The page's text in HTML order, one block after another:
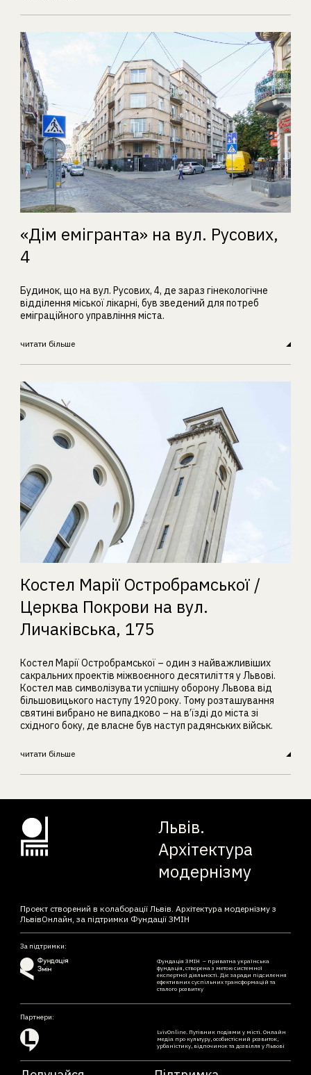
«Дім емігранта» на вул. Русових,
4
Будинок, що на вул. Русових, 4, де зараз гінекологічне
відділення міської лікарні, був зведений для потреб
еміграційного управління міста.
читати більше
Костел Марії Остробрамської /
Церква Покрови на вул.
Личаківська, 175
Костел Марії Остробрамської – один з найважливіших
сакральних проектів міжвоєнного десятиліття у Львові.
Костел мав символізувати успішну оборону Львова від
більшовицького наступу 1920 року. Тому розташування
святині вибрано не випадково – на в’їзді до міста зі
східного боку, де власне був наступ радянських військ.
читати більше
Львів.
Архітектура
модернізму
Проект створений в колаборації Львів. Архітектура модернізму з
ЛьвівОнлайн, за підтримки Фундації ЗМІН
За підтримки:
Фундація ЗМІН – приватна українська
фундація, створена з метою системної
експертної діяльності. Діє заради підсилення
ефективних суспільних трансформацій та
сталого розвитку
Партнери:
LvivOnline. Путівник подіями у місті. Онлайн
медіа про культуру, особистісний розвиток,
урбаністику, відпочинок та дозвілля у Львові